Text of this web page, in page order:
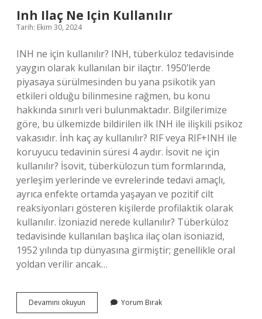
Inh Ilaç Ne Için Kullanılır
Tarih: Ekim 30, 2024
INH ne için kullanılır? INH, tüberküloz tedavisinde
yaygın olarak kullanılan bir ilaçtır. 1950’lerde
piyasaya sürülmesinden bu yana psikotik yan
etkileri olduğu bilinmesine rağmen, bu konu
hakkında sınırlı veri bulunmaktadır. Bilgilerimize
göre, bu ülkemizde bildirilen ilk INH ile ilişkili psikoz
vakasıdır. İnh kaç ay kullanılır? RIF veya RIF+INH ile
koruyucu tedavinin süresi 4 aydır. İsovit ne için
kullanılır? İsovit, tüberkülozun tüm formlarında,
yerleşim yerlerinde ve evrelerinde tedavi amaçlı,
ayrıca enfekte ortamda yaşayan ve pozitif cilt
reaksiyonları gösteren kişilerde profilaktik olarak
kullanılır. İzoniazid nerede kullanılır? Tüberküloz
tedavisinde kullanılan başlıca ilaç olan isoniazid,
1952 yılında tıp dünyasına girmiştir; genellikle oral
yoldan verilir ancak…
Devamını okuyun
Ilaç
Yorum Bırak